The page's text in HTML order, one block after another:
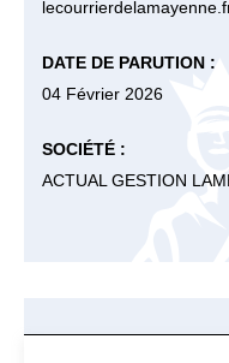
DATE DE PARUTION :
04 Février 2026
SOCIÉTÉ :
ACTUAL GESTION